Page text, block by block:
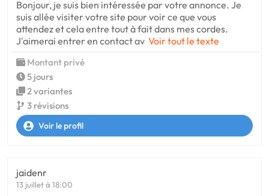
Bonjour, je suis bien intéressée par votre annonce. Je
suis allée visiter votre site pour voir ce que vous
attendez et cela entre tout à fait dans mes cordes.
J'aimerai entrer en contact av Voir tout le texte
Montant privé
5 jours
2 variantes
3 révisions
Voir le profil
jaidenr
13 juillet à 18:00